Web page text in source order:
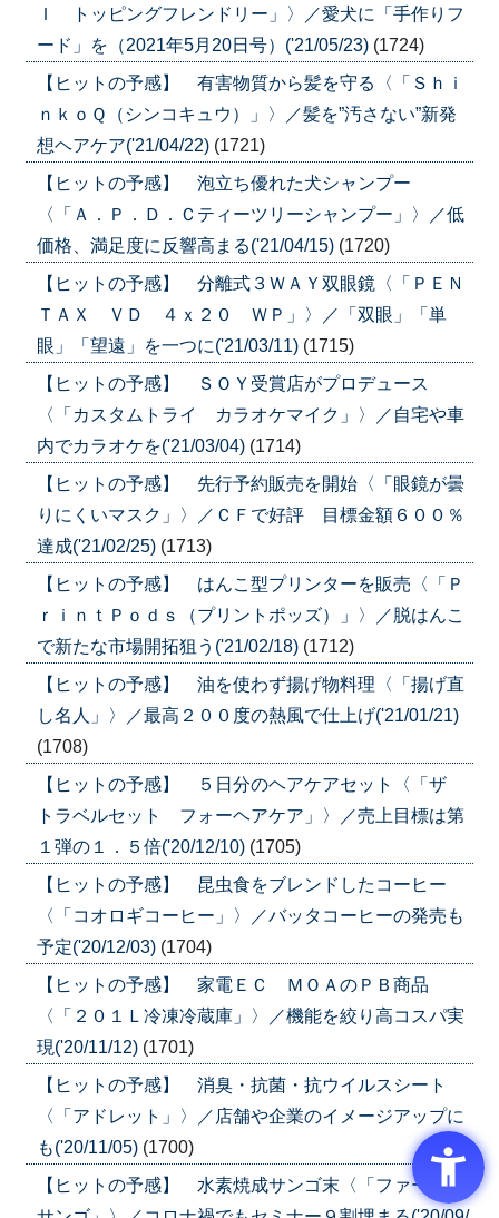
Ｉ トッピングフレンドリー」〉／愛犬に「手作りフ
ード」を（2021年5月20日号）('21/05/23) (1724)
【ヒットの予感】 有害物質から髪を守る〈「Ｓｈｉ
ｎｋｏＱ（シンコキュウ）」〉／髪を”汚さない”新発
想ヘアケア('21/04/22) (1721)
【ヒットの予感】 泡立ち優れた犬シャンプー
〈「Ａ．Ｐ．Ｄ．Ｃティーツリーシャンプー」〉／低
価格、満足度に反響高まる('21/04/15) (1720)
【ヒットの予感】 分離式３ＷＡＹ双眼鏡〈「ＰＥＮ
ＴＡＸ ＶＤ ４ｘ２０ ＷＰ」〉／「双眼」「単
眼」「望遠」を一つに('21/03/11) (1715)
【ヒットの予感】 ＳＯＹ受賞店がプロデュース
〈「カスタムトライ カラオケマイク」〉／自宅や車
内でカラオケを('21/03/04) (1714)
【ヒットの予感】 先行予約販売を開始〈「眼鏡が曇
りにくいマスク」〉／ＣＦで好評 目標金額６００％
達成('21/02/25) (1713)
【ヒットの予感】 はんこ型プリンターを販売〈「Ｐ
ｒｉｎｔＰｏｄｓ（プリントポッズ）」〉／脱はんこ
で新たな市場開拓狙う('21/02/18) (1712)
【ヒットの予感】 油を使わず揚げ物料理〈「揚げ直
し名人」〉／最高２００度の熱風で仕上げ('21/01/21)
(1708)
【ヒットの予感】 ５日分のヘアケアセット〈「ザ
トラベルセット フォーヘアケア」〉／売上目標は第
１弾の１．５倍('20/12/10) (1705)
【ヒットの予感】 昆虫食をブレンドしたコーヒー
〈「コオロギコーヒー」〉／バッタコーヒーの発売も
予定('20/12/03) (1704)
【ヒットの予感】 家電ＥＣ ＭＯＡのＰＢ商品
〈「２０１Ｌ冷凍冷蔵庫」〉／機能を絞り高コスパ実
現('20/11/12) (1701)
【ヒットの予感】 消臭・抗菌・抗ウイルスシート
〈「アドレット」〉／店舗や企業のイメージアップに
も('20/11/05) (1700)
【ヒットの予感】 水素焼成サンゴ末〈「ファースト